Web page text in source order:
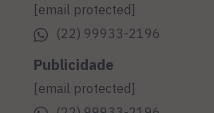
[email protected]
(22) 99933-2196
Publicidade
[email protected]